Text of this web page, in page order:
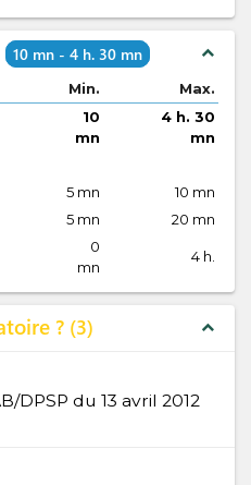
10 mn - 4 h. 30 mn expand_less
Min. Max.
10
mn
4 h. 30
mn
5 mn
10 mn
5 mn
20 mn
0
mn
4 h.
? 3 expand_less
DPSP du 13 avril 2012